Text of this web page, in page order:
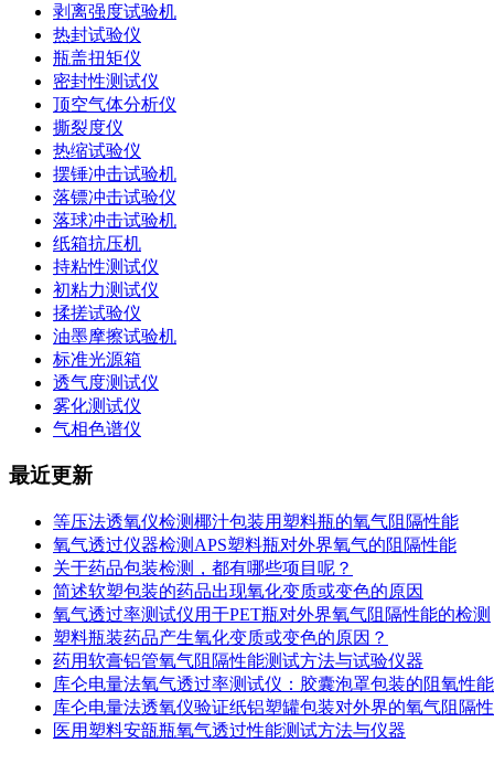
剥离强度试验机
热封试验仪
瓶盖扭矩仪
密封性测试仪
顶空气体分析仪
撕裂度仪
热缩试验仪
摆锤冲击试验机
落镖冲击试验仪
落球冲击试验机
纸箱抗压机
持粘性测试仪
初粘力测试仪
揉搓试验仪
油墨摩擦试验机
标准光源箱
透气度测试仪
雾化测试仪
气相色谱仪
最近更新
等压法透氧仪检测椰汁包装用塑料瓶的氧气阻隔性能
氧气透过仪器检测APS塑料瓶对外界氧气的阻隔性能
关于药品包装检测，都有哪些项目呢？
简述软塑包装的药品出现氧化变质或变色的原因
氧气透过率测试仪用于PET瓶对外界氧气阻隔性能的检测
塑料瓶装药品产生氧化变质或变色的原因？
药用软膏铝管氧气阻隔性能测试方法与试验仪器
库仑电量法氧气透过率测试仪：胶囊泡罩包装的阻氧性
库仑电量法透氧仪验证纸铝塑罐包装对外界的氧气阻隔
医用塑料安瓿瓶氧气透过性能测试方法与仪器